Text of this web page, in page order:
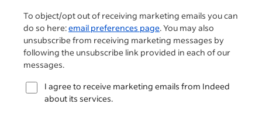
To object/opt out of receiving marketing emails you can
do so here:email preferences page. You may also
unsubscribe from receiving marketing messages by
following the unsubscribe link provided in each of our
messages.
I agree to receive marketing emails from Indeed
about its services.